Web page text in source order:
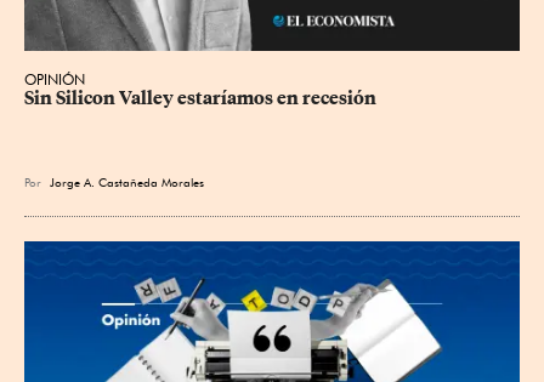
OPINIÓN
Sin Silicon Valley estaríamos en recesión
Por Jorge A. Castañeda Morales